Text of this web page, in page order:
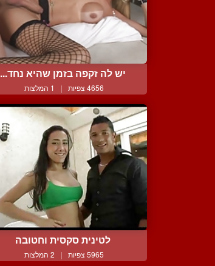
יש לה זקפה בזמן שהיא נחד...
4656 צפיות | 1 המלצות
לטינית סקסית וחטובה
5965 צפיות | 2 המלצות